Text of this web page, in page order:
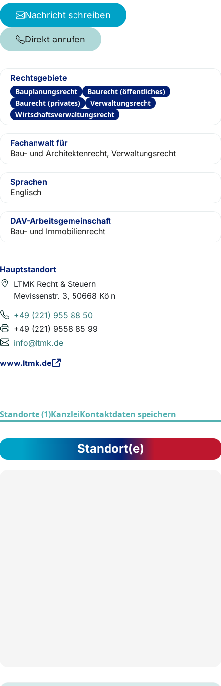
Hauptstandort
LTMK Recht & Steuern
Mevissenstr. 3, 50668 Köln
+49 (221) 955 88 50
+49 (221) 9558 85 99
info@ltmk.de
www.ltmk.de
Nachricht schreiben
Direkt anrufen
Rechtsgebiete
Bauplanungsrecht
Baurecht (öffentliches)
Baurecht (privates)
Verwaltungsrecht
Wirtschaftsverwaltungsrecht
Fachanwalt für
Bau- und Architektenrecht, Verwaltungsrecht
Sprachen
Englisch
DAV-Arbeitsgemeinschaft
Bau- und Immobilienrecht
Standorte (1)KanzleiKontaktdaten speichern
Standort(e)